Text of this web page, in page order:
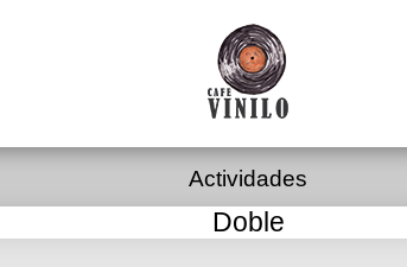
Actividades
Doble